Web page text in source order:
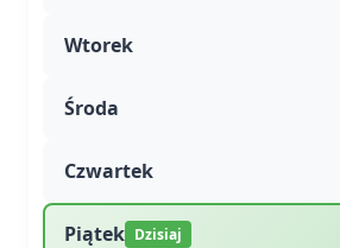
Wtorek
Środa
Czwartek
Piątek Dzisiaj